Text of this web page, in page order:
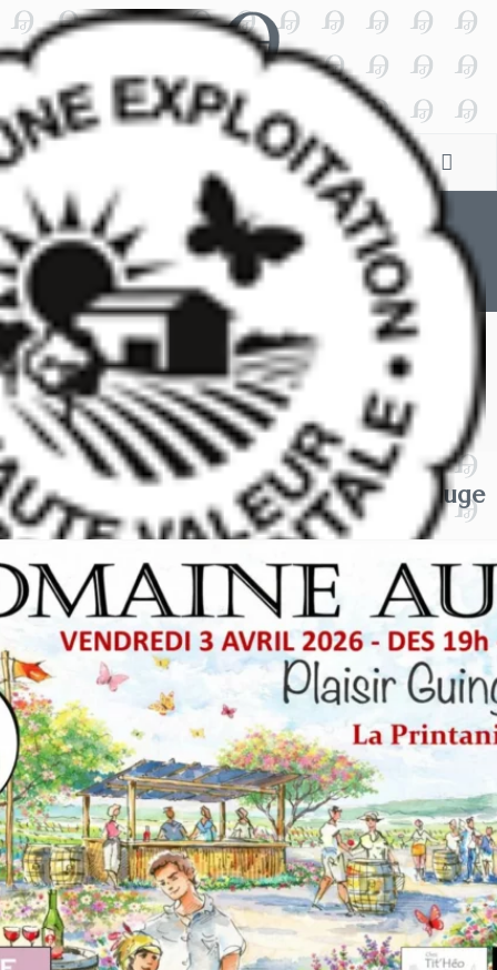
Winemaking chai
The content of this page is temporarily
unavailable.
Suivez Nous sur Instagram #domaineauge